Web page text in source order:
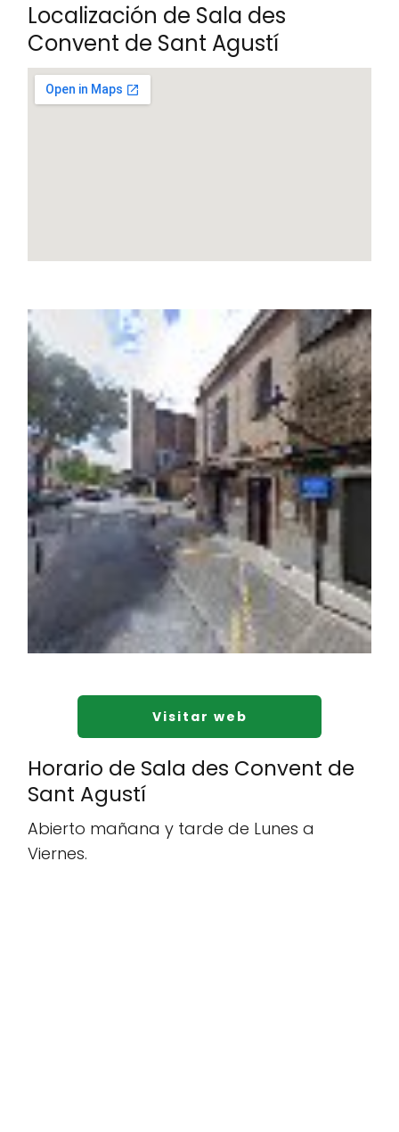
Localización de Sala des
Convent de Sant Agustí
Visitar web
Horario de Sala des Convent de
Sant Agustí
Abierto mañana y tarde de Lunes a
Viernes.